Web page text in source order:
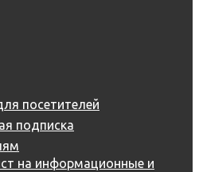
посетителей
подписка
на информационные и